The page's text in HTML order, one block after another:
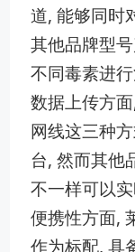
道‌, 能够同时
其他品‌牌型
不同毒素进行
数据上传方
网线这三种
台, 然而⁠其‍他
不一样可以实
便携性方面,
作​为标配‌, 具